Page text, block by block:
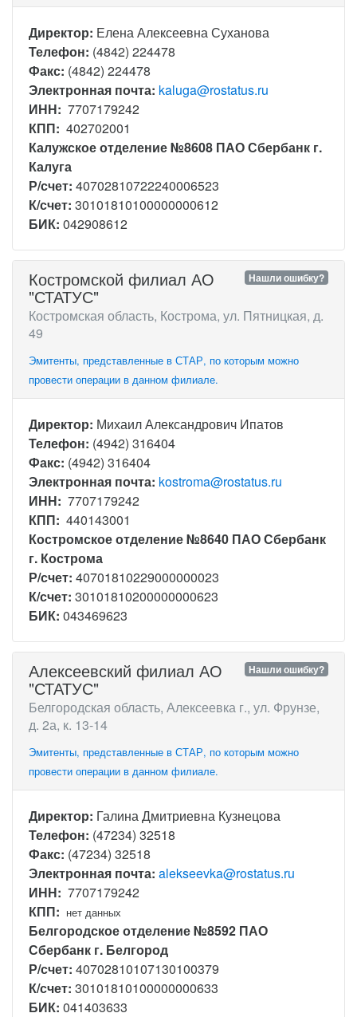
Директор: Елена Алексеевна Суханова
Телефон: (4842) 224478
Факс: (4842) 224478
Электронная почта: kaluga@rostatus.ru
ИНН: 7707179242
КПП: 402702001
Калужское отделение №8608 ПАО Сбербанк г.
Калуга
Р/счет: 40702810722240006523
К/счет: 30101810100000000612
БИК: 042908612
Нашли ошибку?
Костромской филиал АО
"СТАТУС"
Костромская область, Кострома, ул. Пятницкая, д.
49
Эмитенты, представленные в СТАР, по которым можно
провести операции в данном филиале.
Директор: Михаил Александрович Ипатов
Телефон: (4942) 316404
Факс: (4942) 316404
Электронная почта: kostroma@rostatus.ru
ИНН: 7707179242
КПП: 440143001
Костромское отделение №8640 ПАО Сбербанк
г. Кострома
Р/счет: 40701810229000000023
К/счет: 30101810200000000623
БИК: 043469623
Нашли ошибку?
Алексеевский филиал АО
"СТАТУС"
Белгородская область, Алексеевка г., ул. Фрунзе,
д. 2а, к. 13-14
Эмитенты, представленные в СТАР, по которым можно
провести операции в данном филиале.
Директор: Галина Дмитриевна Кузнецова
Телефон: (47234) 32518
Факс: (47234) 32518
Электронная почта: alekseevka@rostatus.ru
ИНН: 7707179242
КПП: нет данных
Белгородское отделение №8592 ПАО
Сбербанк г. Белгород
Р/счет: 40702810107130100379
К/счет: 30101810100000000633
БИК: 041403633